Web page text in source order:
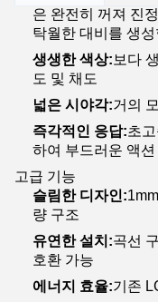
은 완전히 꺼져 진
탁월한 대비를 생
생생한 색상: 보다
도 및 채도
넓은 시야각:거의
즉각적인 응답:초
하여 부드러운 액션
고급 기능
슬림한 디자인:
량 구조
유연한 설치:곡선
호환 가능
에너지 효율:기존